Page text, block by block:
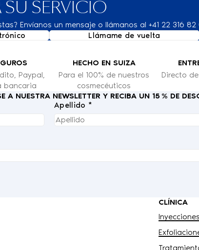
SU SERVICIO
Envíanos un mensaje o llámanos al +41 22 316 82
Llámame de vuelta
Paypal,
bancaria
HECHO EN SUIZA
Para el 100% de nuestros
cosmecéuticos
Directo
NUESTRA NEWSLETTER Y RECIBA UN 15 % DE
Apellido *
CLÍNICA